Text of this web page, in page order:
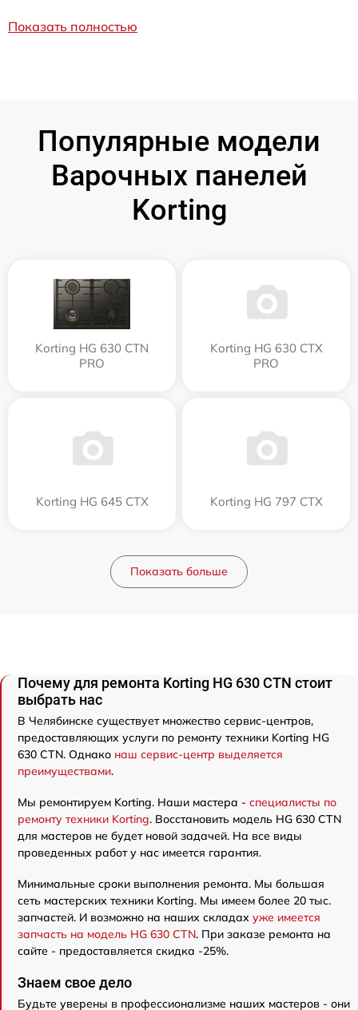
Показать полностью
Популярные модели
Варочных панелей
Korting
Korting HG 630 CTN
PRO
Korting HG 630 CTX
PRO
Korting HG 645 CTX Korting HG 797 CTX
Показать больше
Почему для ремонта Korting HG 630 CTN стоит
выбрать нас
В Челябинске существует множество сервис-центров,
предоставляющих услуги по ремонту техники Korting HG
630 CTN. Однако наш сервис-центр выделяется
преимуществами.
Мы ремонтируем Korting. Наши мастера - специалисты по
ремонту техники Korting. Восстановить модель HG 630 CTN
для мастеров не будет новой задачей. На все виды
проведенных работ у нас имеется гарантия.
Минимальные сроки выполнения ремонта. Мы большая
сеть мастерских техники Korting. Мы имеем более 20 тыс.
запчастей. И возможно на наших складах уже имеется
запчасть на модель HG 630 CTN. При заказе ремонта на
сайте - предоставляется скидка -25%.
Знаем свое дело
Будьте уверены в профессионализме наших мастеров - они